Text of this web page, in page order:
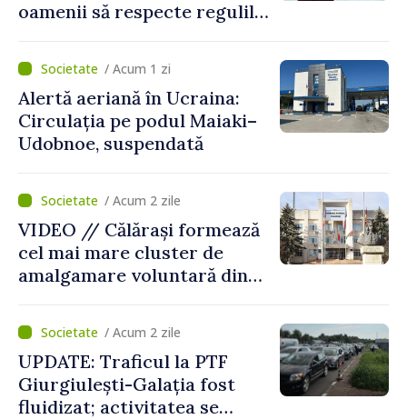
oamenii să respecte regulile
/ Acum 1 zi
Alertă aeriană în Ucraina:
Circulația pe podul Maiaki–
Udobnoe, suspendată
/ Acum 2 zile
VIDEO // Călărași formează
cel mai mare cluster de
amalgamare voluntară din
orășenesc a aprobat decizia
finală
/ Acum 2 zile
UPDATE: Traficul la PTF
Giurgiulești-Galația fost
fluidizat; activitatea se